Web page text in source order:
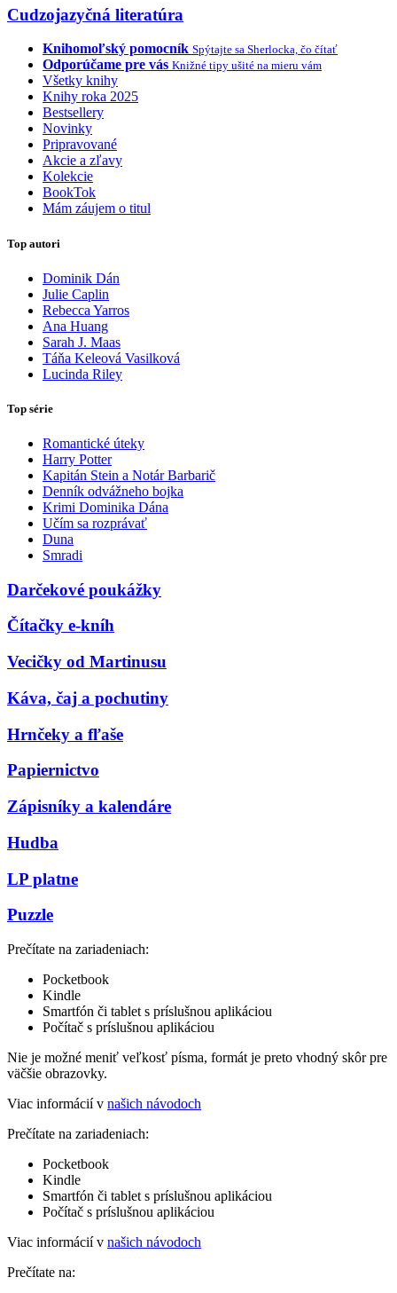
Cudzojazyčná literatúra
Knihomoľský pomocník Spýtajte sa Sherlocka, čo čítať
Odporúčame pre vás Knižné tipy ušité na mieru vám
Všetky knihy
Knihy roka 2025
Bestsellery
Novinky
Pripravované
Akcie a zľavy
Kolekcie
BookTok
Mám záujem o titul
Top autori
Dominik Dán
Julie Caplin
Rebecca Yarros
Ana Huang
Sarah J. Maas
Táňa Keleová Vasilková
Lucinda Riley
Top série
Romantické úteky
Harry Potter
Kapitán Stein a Notár Barbarič
Denník odvážneho bojka
Krimi Dominika Dána
Učím sa rozprávať
Duna
Smradi
Darčekové poukážky
Čítačky e-kníh
Vecičky od Martinusu
Káva, čaj a pochutiny
Hrnčeky a fľaše
Papiernictvo
Zápisníky a kalendáre
Hudba
LP platne
Puzzle
Prečítate na zariadeniach:
Pocketbook
Kindle
Smartfón či tablet s príslušnou aplikáciou
Počítač s príslušnou aplikáciou
Nie je možné meniť veľkosť písma, formát je preto vhodný skôr pre
väčšie obrazovky.
Viac informácií v našich návodoch
Prečítate na zariadeniach:
Pocketbook
Kindle
Smartfón či tablet s príslušnou aplikáciou
Počítač s príslušnou aplikáciou
Viac informácií v našich návodoch
Prečítate na: